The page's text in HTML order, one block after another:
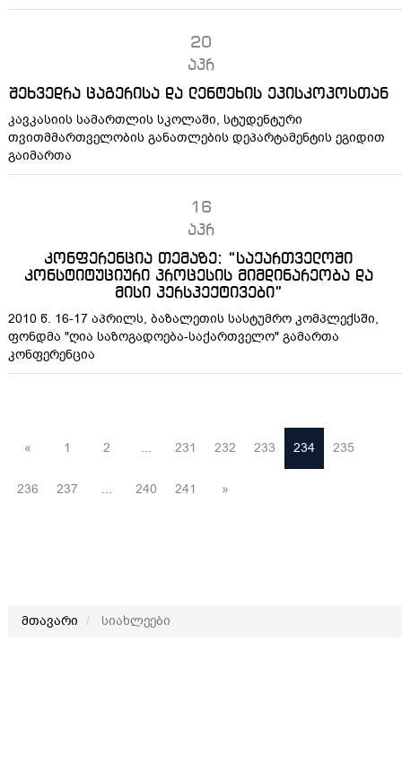
20
აპრ
შეხვედრა ცაგერისა და ლენტეხის ეპისკოპოსთან
კავკასიის სამართლის სკოლაში, სტუდენტური
თვითმმართველობის განათლების დეპარტამენტის ეგიდით
გაიმართა
16
აპრ
კონფერენცია თემაზე: “საქართველოში
კონსტიტუციური პროცესის მიმდინარეობა და
მისი პერსპექტივები”
2010 წ. 16-17 აპრილს, ბაზალეთის სასტუმრო კომპლექსში,
ფონდმა "ღია საზოგადოება-საქართველო" გამართა
კონფერენცია
« 1 2 ... 231 232 233 234 235
236 237 ... 240 241 »
მთავარი სიახლეები